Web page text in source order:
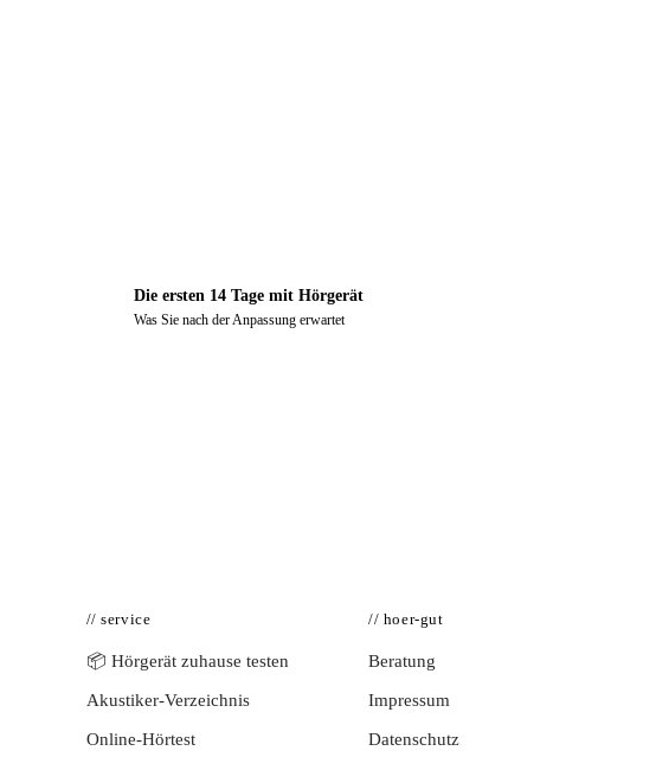
Die ersten 14 Tage mit Hörgerät
Was Sie nach der Anpassung erwartet
// service
📦 Hörgerät zuhause testen
Akustiker-Verzeichnis
Online-Hörtest
// hoer-gut
Beratung
Impressum
Datenschutz